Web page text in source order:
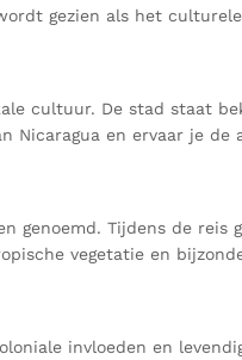
gezien als het
cultuur. De stad staat
Nicaragua en ervaar je
genoemd. Tijdens de
vegetatie en
invloeden en